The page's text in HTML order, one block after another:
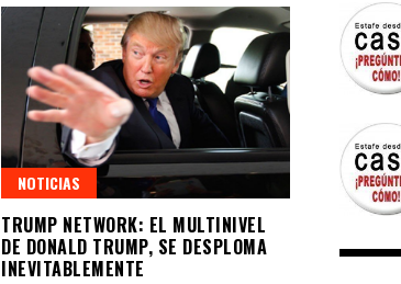
NOTICIAS
TRUMP NETWORK: EL MULTINIVEL
DE DONALD TRUMP, SE DESPLOMA
INEVITABLEMENTE